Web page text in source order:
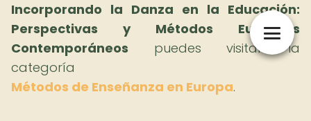
Incorporando la Danza en la Educación:
Perspectivas y Métodos Europeos
Contemporáneos puedes visitar la
categoría
Métodos de Enseñanza en Europa.